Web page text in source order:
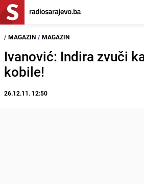
/ MAGAZIN / MAGAZIN
Ivanović: Indira zvuči
kobile!
26.12.11. 12:50